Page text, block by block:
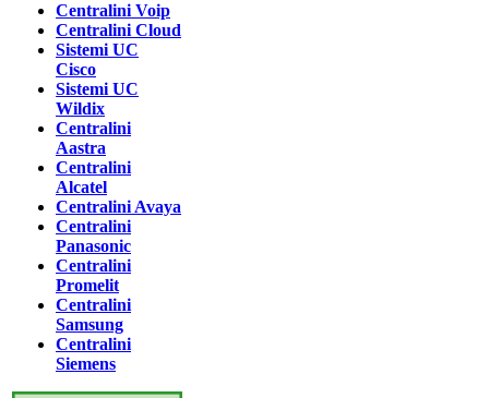
Centralini Voip
Centralini Cloud
Sistemi UC
Cisco
Sistemi UC
Wildix
Centralini
Aastra
Centralini
Alcatel
Centralini Avaya
Centralini
Panasonic
Centralini
Promelit
Centralini
Samsung
Centralini
Siemens